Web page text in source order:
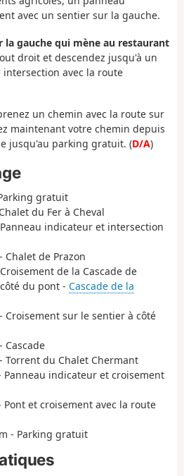
avec un sentier sur la gauche.
la gauche qui mène au restaurant
droit et descendez jusqu'à un
avec la route
un chemin avec la route sur
maintenant votre chemin depuis
jusqu'au parking gratuit. (D/A)
gratuit
du Fer à Cheval
indicateur et intersection
Chalet de Prazon
de la Cascade de
du pont - Cascade de la
Croisement sur le sentier à côté
Cascade
Torrent du Chalet Chermant
Panneau indicateur et croisement
Pont et croisement avec la route
- Parking gratuit